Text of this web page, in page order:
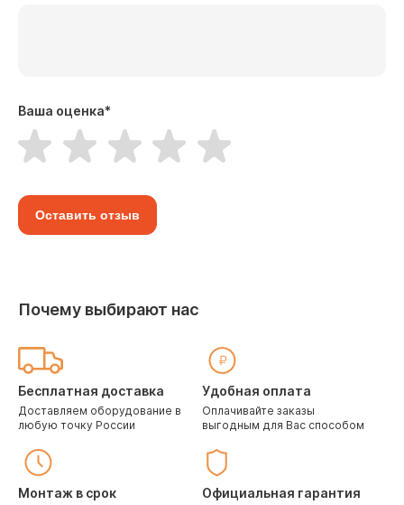
Ваша оценка*
Оставить отзыв
Почему выбирают нас
Бесплатная доставка
Доставляем оборудование в
любую точку России
Удобная оплата
Оплачивайте заказы
выгодным для Вас способом
Монтаж в срок Официальная гарантия